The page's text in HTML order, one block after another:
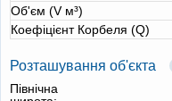
Об'єм (V м³)
Коефіцієнт Корбеля (Q)
Розташування об'єкта
Північна